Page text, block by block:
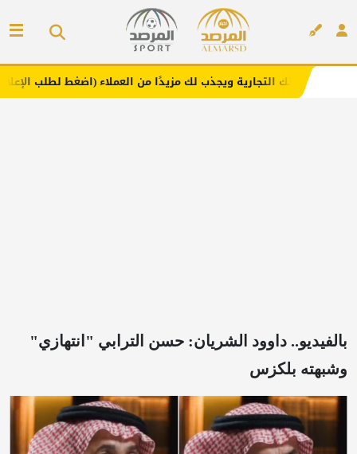
ويجذب لك مزيدًا من العملاء (اضغط لطلب الإعلان)
بالفيديو.. داوود الشريان: حسن الترابي "انتهازي"
وشبهته بلكزس